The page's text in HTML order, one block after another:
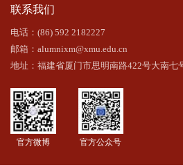
联系我们
电话：(86) 592 2182227
邮箱：alumnixm@xmu.edu.cn
地址：福建省厦门市思明南路422号大南七
官方微博 官方公众号